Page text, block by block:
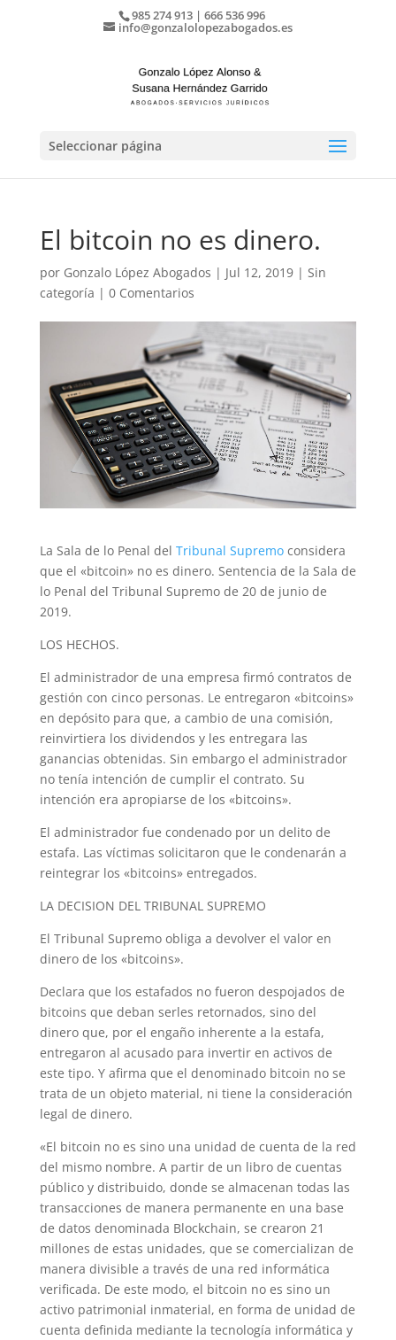
985 274 913 | 666 536 996
info@gonzalolopezabogados.es
Seleccionar página
El bitcoin no es dinero.
por Gonzalo López Abogados | Jul 12, 2019| Sin
categoría | 0 Comentarios
La Sala de lo Penal del Tribunal Supremoconsidera
que el «bitcoin» no es dinero. Sentencia de la Sala de
lo Penal del Tribunal Supremo de 20 de junio de
2019.
LOS HECHOS.
El administrador de una empresa firmó contratos de
gestión con cinco personas. Le entregaron «bitcoins»
en depósito para que, a cambio de una comisión,
reinvirtiera los dividendos y les entregara las
ganancias obtenidas. Sin embargo el administrador
no tenía intención de cumplir el contrato. Su
intención era apropiarse de los «bitcoins».
El administrador fue condenado por un delito de
estafa. Las víctimas solicitaron que le condenarán a
reintegrar los «bitcoins» entregados.
LA DECISION DEL TRIBUNAL SUPREMO
El Tribunal Supremo obliga a devolver el valor en
dinero de los «bitcoins».
Declara que los estafados no fueron despojados de
bitcoins que deban serles retornados, sino del
dinero que, por el engaño inherente a la estafa,
entregaron al acusado para invertir en activos de
este tipo. Y afirma que el denominado bitcoin no se
trata de un objeto material, ni tiene la consideración
legal de dinero.
«El bitcoin no es sino una unidad de cuenta de la red
del mismo nombre. A partir de un libro de cuentas
público y distribuido, donde se almacenan todas las
transacciones de manera permanente en una base
de datos denominada Blockchain, se crearon 21
millones de estas unidades, que se comercializan de
manera divisible a través de una red informática
verificada. De este modo, el bitcoin no es sino un
activo patrimonial inmaterial, en forma de unidad de
cuenta definida mediante la tecnología informática y